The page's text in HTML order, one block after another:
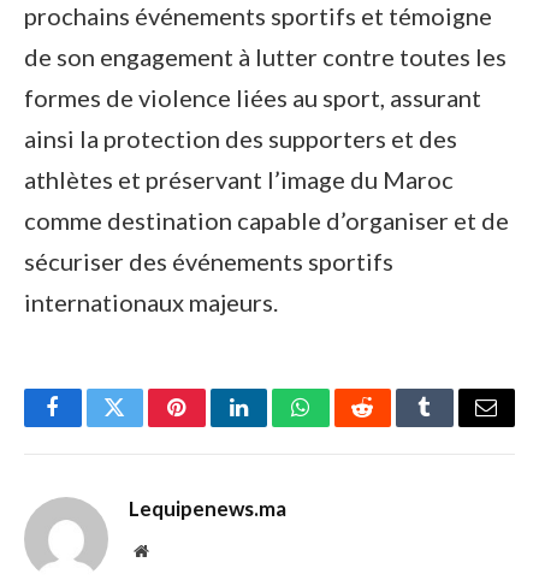
prochains événements sportifs et témoigne
de son engagement à lutter contre toutes les
formes de violence liées au sport, assurant
ainsi la protection des supporters et des
athlètes et préservant l’image du Maroc
comme destination capable d’organiser et de
sécuriser des événements sportifs
internationaux majeurs.
FacebookTwitterPinterestLinkedInWhatsAppRedditTumblrEmail
Lequipenews.ma
Website